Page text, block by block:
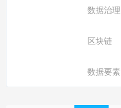
数据治理
区块链
数据要素